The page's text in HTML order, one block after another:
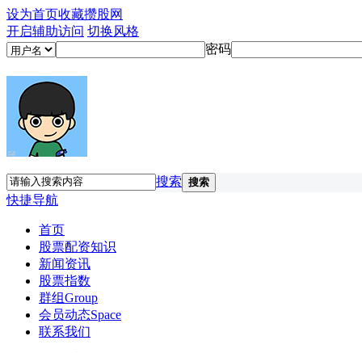
设为首页收藏攒股网
开启辅助访问 切换风格
密码
搜索 搜索
快捷导航
首页
股票配资知识
新闻资讯
股票指数
群组Group
会员动态Space
联系我们